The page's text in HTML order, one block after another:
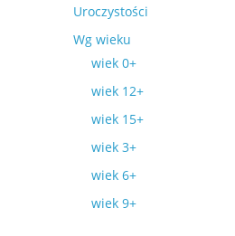
Uroczystości
Wg wieku
wiek 0+
wiek 12+
wiek 15+
wiek 3+
wiek 6+
wiek 9+